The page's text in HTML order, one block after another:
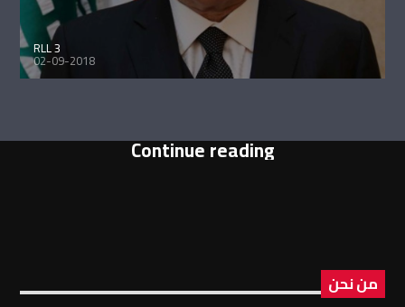
RLL 3
02-09-2018
Continue reading
من نحن